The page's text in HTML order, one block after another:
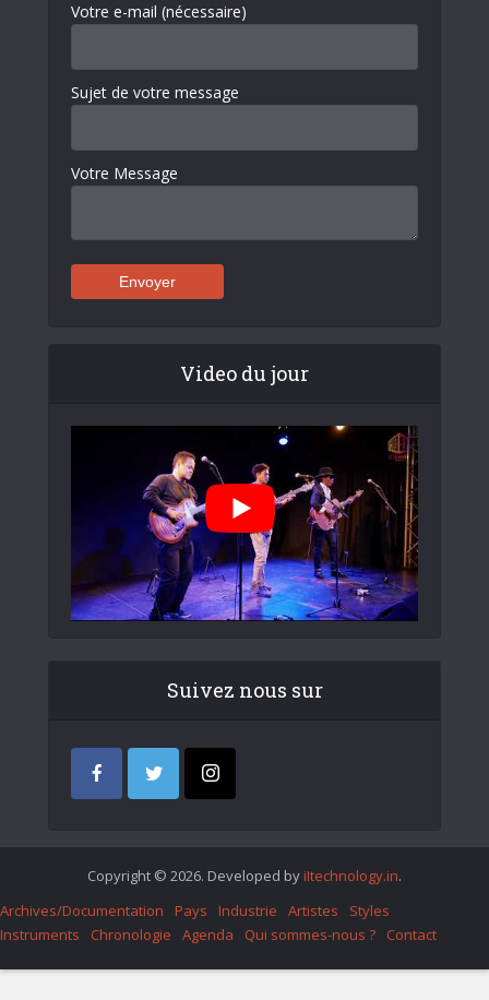
Votre e-mail (nécessaire)
Sujet de votre message
Votre Message
Video du jour
Suivez nous sur
Copyright © 2026. Developed by iItechnology.in.
Archives/Documentation
Pays Industrie Artistes
Styles
Instruments
Chronologie Agenda Qui sommes-nous ? Contact